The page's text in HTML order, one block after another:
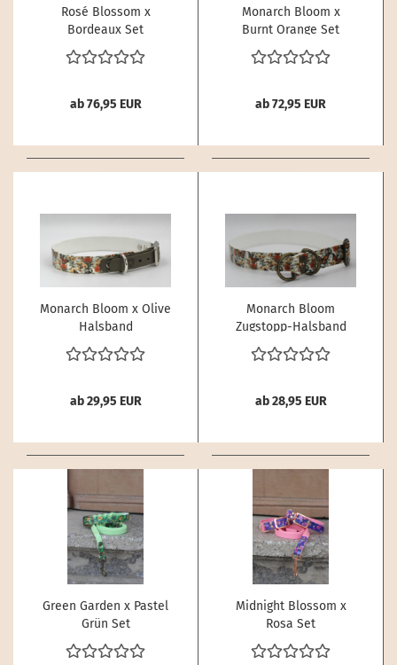
Rosé Blossom x
Bordeaux Set
ab 76,95 EUR
Monarch Bloom x
Burnt Orange Set
ab 72,95 EUR
Monarch Bloom x Olive
Halsband
ab 29,95 EUR
Monarch Bloom
Zugstopp-Halsband
ab 28,95 EUR
Green Garden x Pastel
Grün Set
Midnight Blossom x
Rosa Set